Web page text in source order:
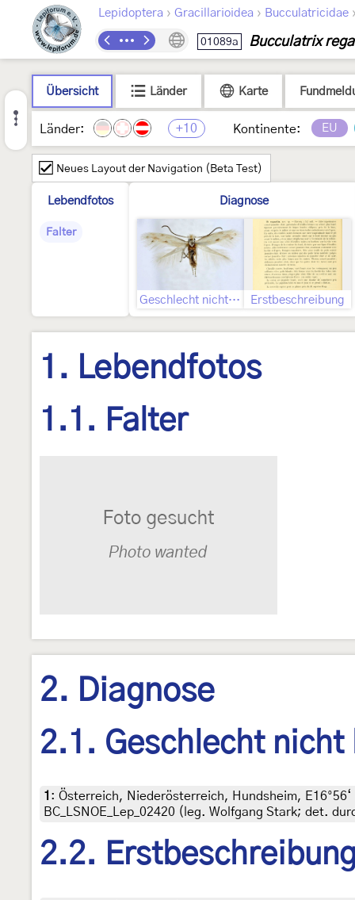
Lepidoptera › Gracillarioidea › Bucculatricidae
01089a Bucculatrix
Übersicht Länder Karte
Länder: +10 Kontinente: EU
Neues Layout der Navigation (Beta Test)
Lebendfotos
Falter
Diagnose
Geschlecht nicht bestimmt Erstbeschreibung
1. Lebendfotos
1.1. Falter
2. Diagnose
2.1. Geschlecht nicht
1 : Österreich, Niederösterreich, Hundsheim,
BC_LSNOE_Lep_02420 (leg. Wolfgang Stark; det.
2.2.